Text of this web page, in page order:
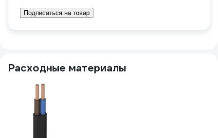
Подписаться на товар
Расходные материалы